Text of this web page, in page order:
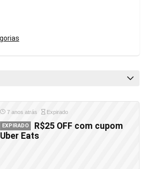
7 anos atrás Expirado
EXPIRADO
R$25 OFF com cupom
Uber Eats